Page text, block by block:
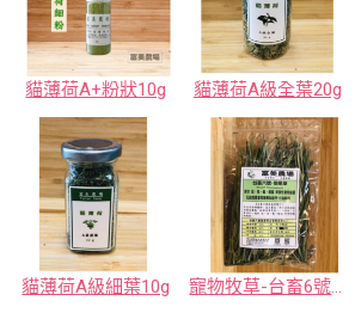
貓薄荷A+粉狀10g 貓薄荷A級全葉20g
貓薄荷A級細葉10g 寵物牧草-台畜6號狼尾草